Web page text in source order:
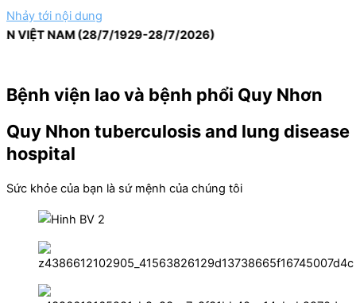
Nhảy tới nội dung
NAM (28/7/1929-28/7/2026)
Bệnh viện lao và bệnh phổi Quy Nhơn
Quy Nhon tuberculosis and lung disease
hospital
Sức khỏe của bạn là sứ mệnh của chúng tôi